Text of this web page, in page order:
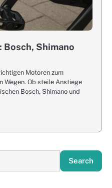
Shimano
Motoren zum
Wegen. Ob steile Anstiege
Bosch, Shimano und
Search